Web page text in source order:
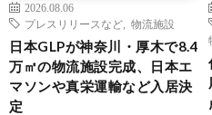
2026.08.06
プレスリリースなど
物流施設
日本GLPが神奈川・厚木で8.4
万㎡の物流施設完成、日本エ
マソンや真栄運輸など入居決
定